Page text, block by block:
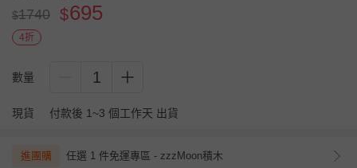
$1740 $695
4折
數量 1
現貨 付款後 1~3 個工作天 出貨
進團購 任選 1 件免運專區 - zzzMoon積木